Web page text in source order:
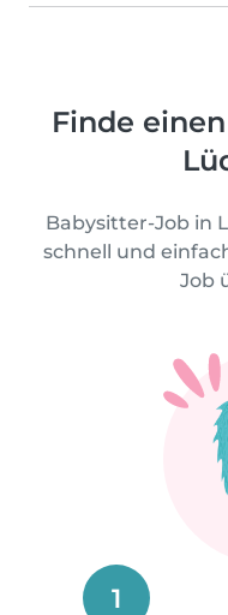
Finde
Babysitter-Job in
schnell und
Job
1